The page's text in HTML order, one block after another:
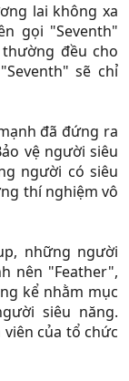
lai không xa
gọi "Seventh"
đều cho
sẽ chỉ
đã đứng ra
vệ người siêu
người có siêu
thí nghiệm vô
những người
nên "Feather",
kể nhằm mục
siêu năng.
của tổ chức